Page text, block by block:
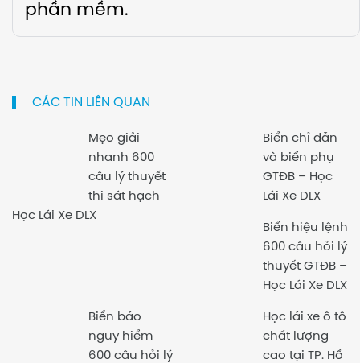
phần mềm.
CÁC TIN LIÊN QUAN
Mẹo giải
nhanh 600
câu lý thuyết
thi sát hạch
Học Lái Xe DLX
Biển chỉ dẫn
và biển phụ
GTĐB – Học
Lái Xe DLX
Biển hiệu lệnh
600 câu hỏi lý
thuyết GTĐB –
Học Lái Xe DLX
Biển báo
nguy hiểm
600 câu hỏi lý
Học lái xe ô tô
chất lượng
cao tại TP. Hồ